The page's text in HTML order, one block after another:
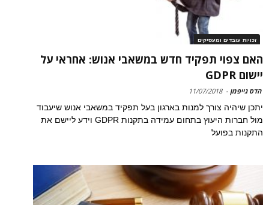
זכויות עובדים ומעסיקים
האם צפוי תפקיד חדש במשאבי אנוש: אחראי על
יישום GDPR
הדס גייפמן -
11/07/2018
יתכן שיהיה צורך למנות בארגון בעל תפקיד במשאבי אנוש שיעבוד
מול חברות היעוץ בתחום עמידה בתקנות GDPR וידע ליישם את
התקנות בפועל